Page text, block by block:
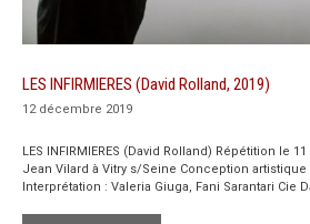
LES INFIRMIERES (David Rolland, 2019)
12 décembre 2019
LES INFIRMIERES (David Rolland) Répétition le
Jean Vilard à Vitry s/Seine Conception artistique
Interprétation : Valeria Giuga, Fani Sarantari Cie